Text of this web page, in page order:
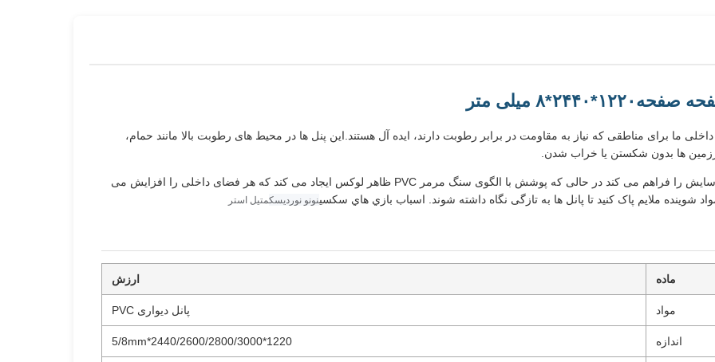
صفحه ۱۲۲۰*۲۴۴۰*۸ میلی متر
ما برای مناطقی که نیاز به مقاومت در برابر رطوبت دارند، ایده آل هستند.این پنل ها در محیط های رطوبت بالا مانند حمام،
ها بدون شکستن یا خراب شدن.
فنیر زغال چوبی بامبو دوام استثنایی و مقاومت در برابر سایش را فراهم می کند در حالی که پوشش با الگوی سنگ مرمر PVC ظاهر لوکس ایجاد می کند که هر فضای داخلی را افزایش می
ملایم پاک کنید تا پانل ها به تازگی نگاه داشته شوند. اسباب بازي هاي سکسينونو نورديسکمتیل استر
ماده ارزش
مواد پانل دیواری PVC
اندازه 1220*2440/2600/2800/3000*5/8mm